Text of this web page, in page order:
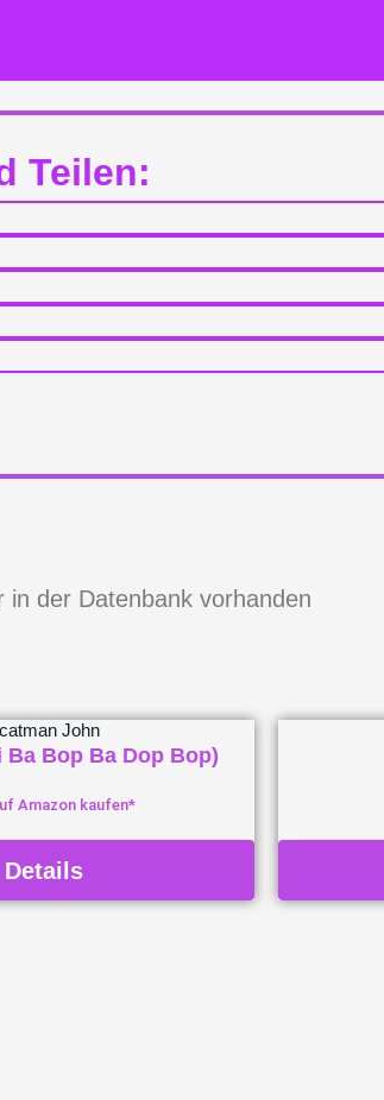
Teilen:
in der Datenbank vorhanden
John
Ba Bop Ba Dop Bop)
Amazon kaufen*
Details